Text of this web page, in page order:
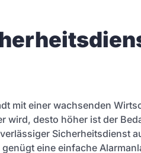
mit einer wachsenden
wird, desto höher ist der
Sicherheitsdienst
eine einfache